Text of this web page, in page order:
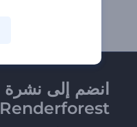
انضم إلى نشرة
Renderforest الإخبارية